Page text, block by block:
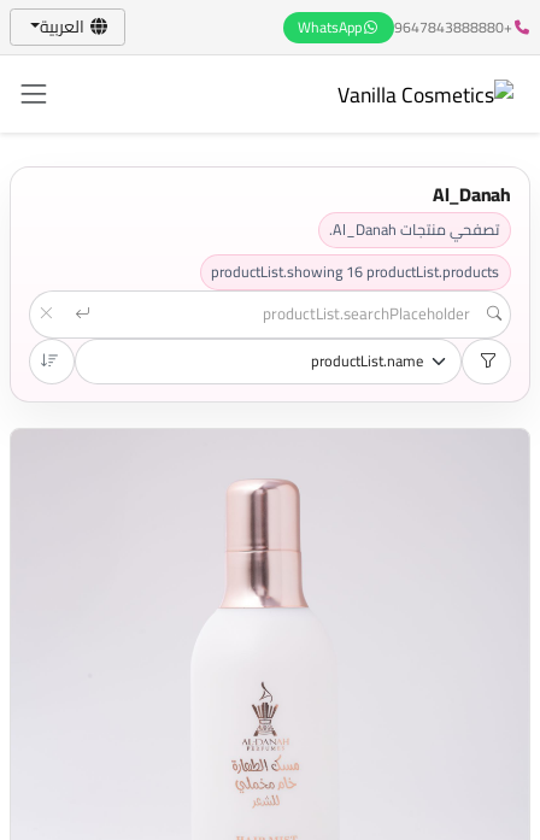
+9647843888880
WhatsApp العربية
Al_Danah
تصفحي منتجات Al_Danah.
productList.showing16productList.products